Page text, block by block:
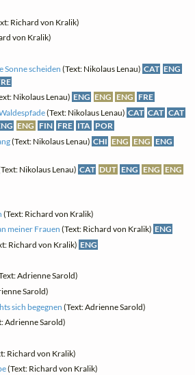
Richard von Kralik)
von Kralik)
Sonne scheiden (Text: Nikolaus Lenau) CAT ENG
Nikolaus Lenau) ENG ENG ENG FRE
(Text: Nikolaus Lenau) CAT CAT CAT
ENG FIN FRE ITA POR
(Text: Nikolaus Lenau) CHI ENG ENG ENG
Nikolaus Lenau) CAT DUT ENG ENG ENG
(Text: Richard von Kralik)
meiner Frauen (Text: Richard von Kralik) ENG
Richard von Kralik) ENG
Adrienne Sarold)
Sarold)
sich begegnen (Text: Adrienne Sarold)
Adrienne Sarold)
Richard von Kralik)
(Text: Richard von Kralik)